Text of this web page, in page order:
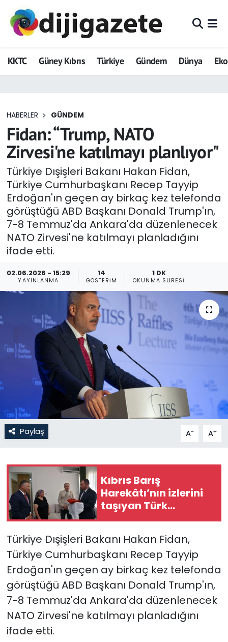
KKTC Güney Kıbrıs Türkiye Gündem Dünya
HABERLER GÜNDEM
Fidan: “Trump, NATO
Zirvesi'ne katılmayı planlıyor"
Türkiye Dışişleri Bakanı Hakan Fidan,
Türkiye Cumhurbaşkanı Recep Tayyip
Erdoğan'ın geçen ay birkaç kez telefonda
görüştüğü ABD Başkanı Donald Trump'ın,
7-8 Temmuz'da Ankara'da düzenlenecek
NATO Zirvesi'ne katılmayı planladığını
ifade etti.
02.06.2026 - 15:29
YAYINLANMA
14
GÖSTERIM
1 DK
OKUNMA SÜRESI
Paylaş A- A+
Kıbrıs Barış
Harekâtı’nın izlerini
taşıyan Türk
bayrağı, restorasyon
sürecine alındı
Türkiye Dışişleri Bakanı Hakan Fidan,
Türkiye Cumhurbaşkanı Recep Tayyip
Erdoğan'ın geçen ay birkaç kez telefonda
görüştüğü ABD Başkanı Donald Trump'ın,
7-8 Temmuz'da Ankara'da düzenlenecek
NATO Zirvesi'ne katılmayı planladığını
ifade etti.
ADVERTORIAL
Dijigazete
Eğitim
Ekonomi
Foto Galeri
GEZİ
Güncel
Gündem
KKTC
KKTC YEREL SEÇİM 2018
Kültür Sanat
Magazin
Moda
Nöbetçi Eczaneler
Otomobil Dünyası
SAĞLIK
Spor
TÜRKiYE
Video Galeri
YAŞAM
Yazarlar
Hava Durumu
Trafik Durumu
Tüm Manşetler
Son Dakika Haberleri
Haber Arşivi